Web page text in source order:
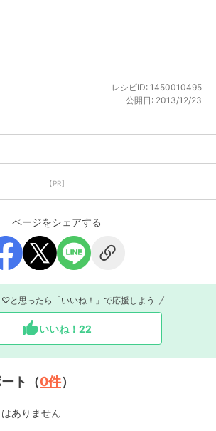
レシピID: 1450010495
公開日: 2013/12/23
【PR】
ページをシェアする
と思ったら「いいね！」で応援しよう
いいね！ 22
ト（0件）
ありません